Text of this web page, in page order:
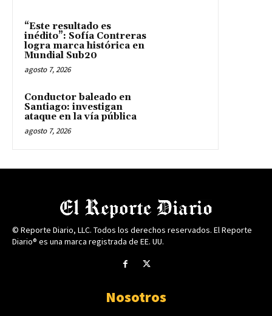
“Este resultado es
inédito”: Sofía Contreras
logra marca histórica en
Mundial Sub20
agosto 7, 2026
Conductor baleado en
Santiago: investigan
ataque en la vía pública
agosto 7, 2026
© Reporte Diario, LLC. Todos los derechos reservados. El Reporte
Diario® es una marca registrada de EE. UU.
Nosotros